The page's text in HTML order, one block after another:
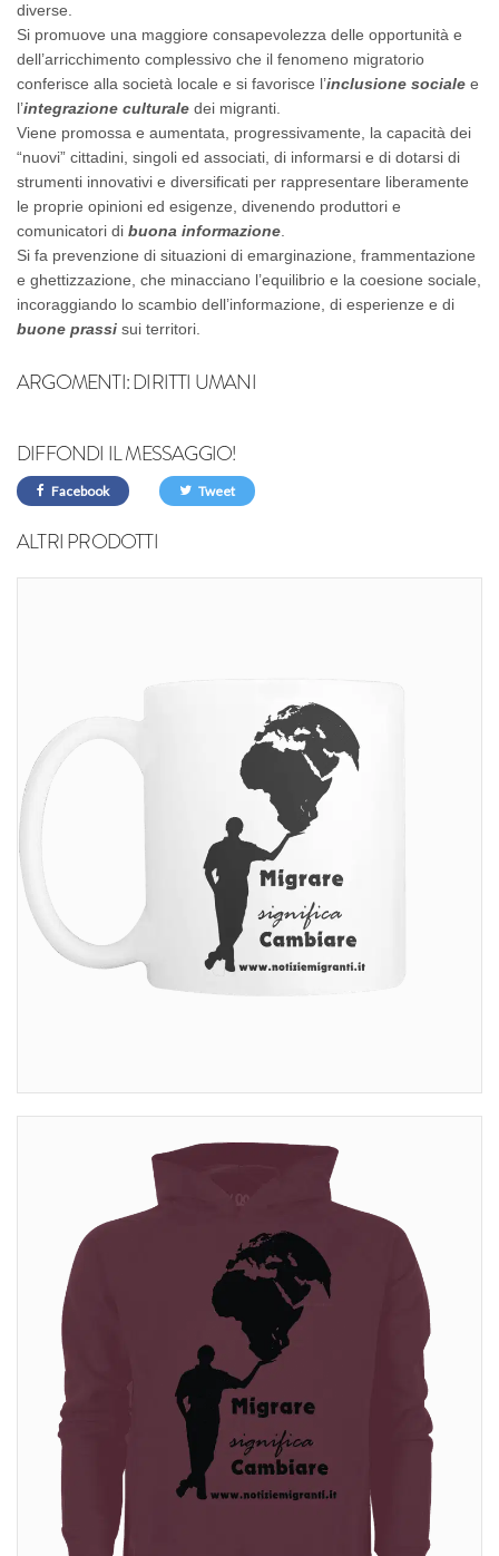
diverse.
Si promuove una maggiore consapevolezza delle opportunità e
dell’arricchimento complessivo che il fenomeno migratorio
conferisce alla società locale e si favorisce l’inclusione sociale e
l’integrazione culturale dei migranti.
Viene promossa e aumentata, progressivamente, la capacità dei
“nuovi” cittadini, singoli ed associati, di informarsi e di dotarsi di
strumenti innovativi e diversificati per rappresentare liberamente
le proprie opinioni ed esigenze, divenendo produttori e
comunicatori di buona informazione
Si fa prevenzione di situazioni di emarginazione, frammentazione
e ghettizzazione, che minacciano l’equilibrio e la coesione sociale,
incoraggiando lo scambio dell’informazione, di esperienze e di
buone prassi sui territori.
ARGOMENTI:DIRITTI UMANI
DIFFONDI IL MESSAGGIO!
Facebook Tweet
ALTRI PRODOTTI